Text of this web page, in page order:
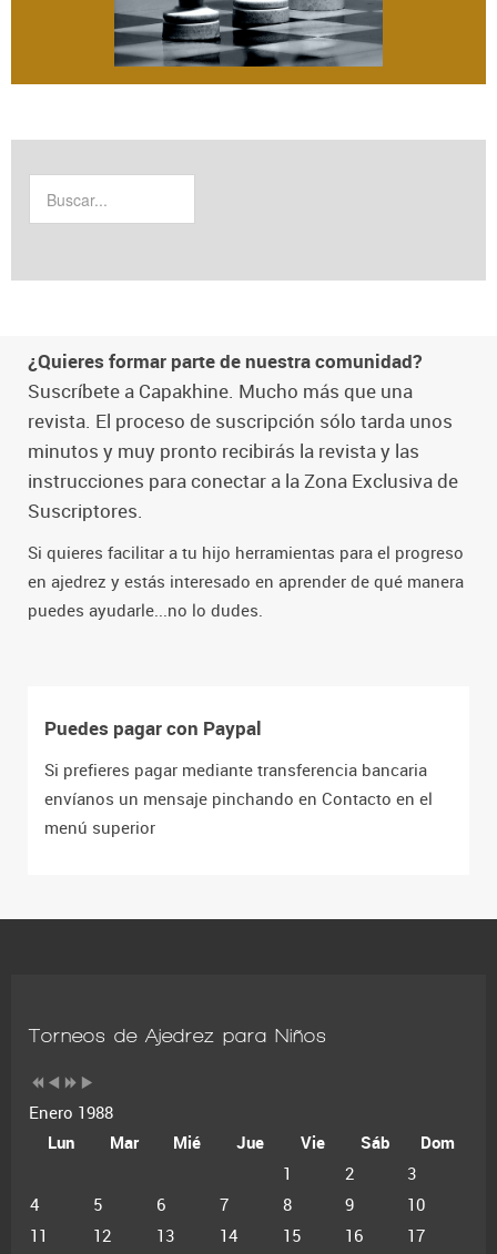
¿Quieres formar parte de nuestra comunidad?
Suscríbete a Capakhine. Mucho más que una
revista. El proceso de suscripción sólo tarda unos
minutos y muy pronto recibirás la revista y las
instrucciones para conectar a la Zona Exclusiva de
Suscriptores.
Si quieres facilitar a tu hijo herramientas para el progreso
en ajedrez y estás interesado en aprender de qué manera
puedes ayudarle...no lo dudes.
Puedes pagar con Paypal
Si prefieres pagar mediante transferencia bancaria
envíanos un mensaje pinchando en Contacto en el
menú superior
Torneos de Ajedrez para Niños
Enero 1988
Lun
Mar Mié Jue Vie Sáb
Dom
1
2
3
4
5 6 7 8 9
10
11
12 13 14 15 16
17